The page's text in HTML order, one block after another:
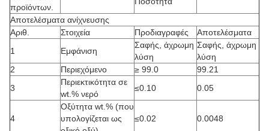
προϊόντων.
Αποτελέσματα ανίχνευσης
Αριθ.
Στοιχεία Προδιαγραφές
Αποτελέσματα
1
Εμφάνιση
Σαφής, άχρωμη
λύση
Σαφής, άχρωμη
λύση
2
Περιεχόμενο ≥ 99.0
99.21
3
Περιεκτικότητα σε
wt.% νερό
≤0.10 0.05
4
Οξύτητα wt.% (που
υπολογίζεται ως
≤0.02 0.0048